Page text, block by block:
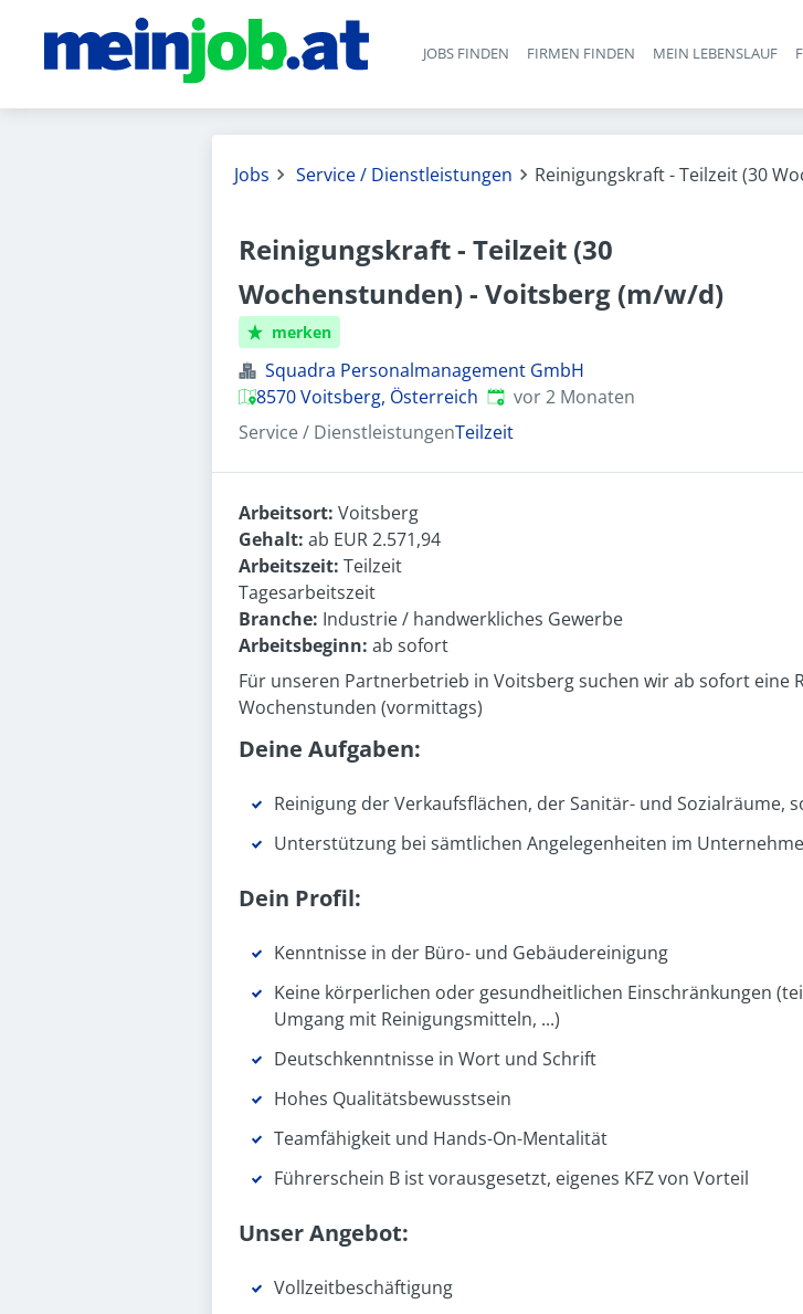
JOBS FINDEN FIRMEN FINDEN MEIN LEBENSLAUF
Jobs Service / Dienstleistungen Reinigungskraft - Teilzeit (30
Reinigungskraft - Teilzeit (30
Wochenstunden) - Voitsberg (m/w/d)
merken
Squadra Personalmanagement GmbH
8570 Voitsberg, Österreich Veröffentlicht:
vor 2 Monaten
Service / DienstleistungenTeilzeit
Arbeitsort: Voitsberg
Gehalt: ab EUR 2.571,94
Arbeitszeit: Teilzeit
Tagesarbeitszeit
Branche: Industrie / handwerkliches Gewerbe
Arbeitsbeginn: ab sofort
Für unseren Partnerbetrieb in Voitsberg suchen wir ab sofort eine
Wochenstunden (vormittags)
Deine Aufgaben:
Reinigung der Verkaufsflächen, der Sanitär- und Sozialräume,
Unterstützung bei sämtlichen Angelegenheiten im
Dein Profil:
Kenntnisse in der Büro- und Gebäudereinigung
Keine körperlichen oder gesundheitlichen Einschränkungen
Umgang mit Reinigungsmitteln, ...)
Deutschkenntnisse in Wort und Schrift
Hohes Qualitätsbewusstsein
Teamfähigkeit und Hands-On-Mentalität
Führerschein B ist vorausgesetzt, eigenes KFZ von Vorteil
Unser Angebot:
Vollzeitbeschäftigung